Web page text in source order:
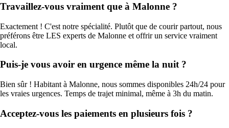
Travaillez-vous vraiment que à Malonne ?
Exactement ! C'est notre spécialité. Plutôt que de courir partout, nous
préférons être LES experts de Malonne et offrir un service vraiment
local.
Puis-je vous avoir en urgence même la nuit ?
Bien sûr ! Habitant à Malonne, nous sommes disponibles 24h/24 pour
les vraies urgences. Temps de trajet minimal, même à 3h du matin.
Acceptez-vous les paiements en plusieurs fois ?